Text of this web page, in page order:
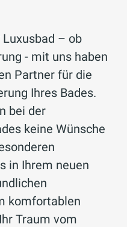
Luxusbad – ob
- mit uns haben
Partner für die
Ihres Bades.
bei der
keine Wünsche
in Ihrem neuen
komfortablen
Traum vom